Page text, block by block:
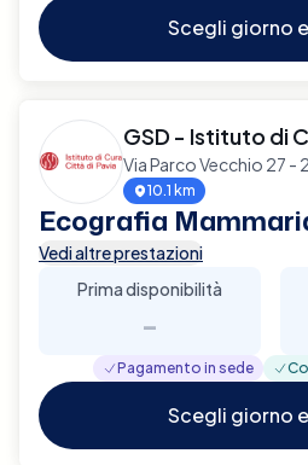
Scegli giorno
GSD - Istituto di
Via Parco Vecchio 27 -
10.1 km
Ecografia
Vedi altre prestazioni
Prima disponibilità
-
Pagamento in sede
Scegli giorno